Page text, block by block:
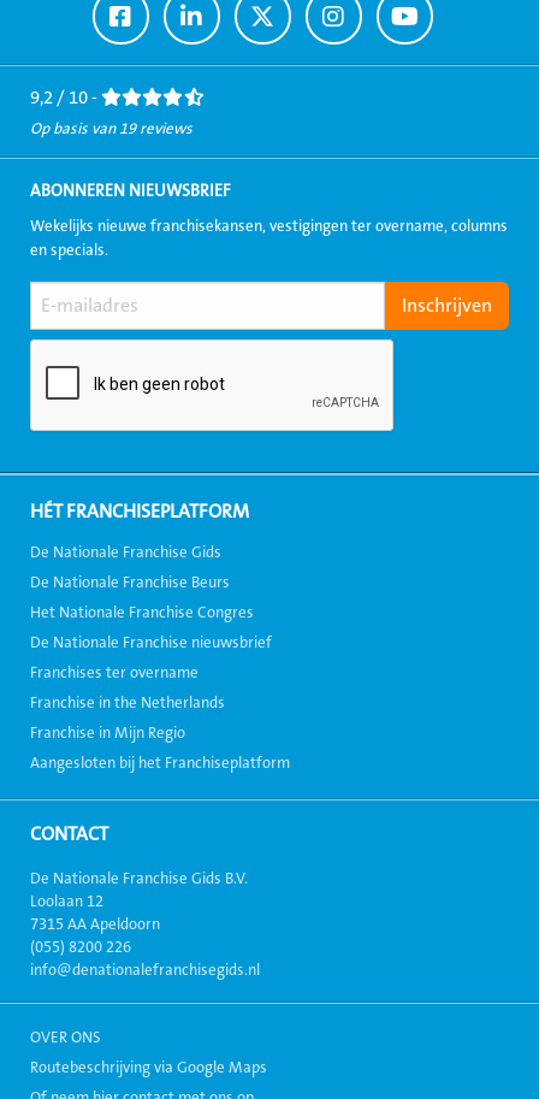
Ga
naar
Facebook
Ga
naar
LinkedIn
Ga
naar
Twitter
Ga
naar
Instagram
Ga
naar
Youtube
9,2 / 10 -
Op basis van 19 reviews
ABONNEREN NIEUWSBRIEF
Wekelijks nieuwe franchisekansen, vestigingen ter overname, columns
en specials.
HÉT FRANCHISEPLATFORM
De Nationale Franchise Gids
De Nationale Franchise Beurs
Het Nationale Franchise Congres
De Nationale Franchise nieuwsbrief
Franchises ter overname
Franchise in the Netherlands
Franchise in Mijn Regio
Aangesloten bij het Franchiseplatform
CONTACT
De Nationale Franchise Gids B.V.
Loolaan 12
7315 AA Apeldoorn
(055) 8200 226
info@denationalefranchisegids.nl
OVER ONS
Routebeschrijving via Google Maps